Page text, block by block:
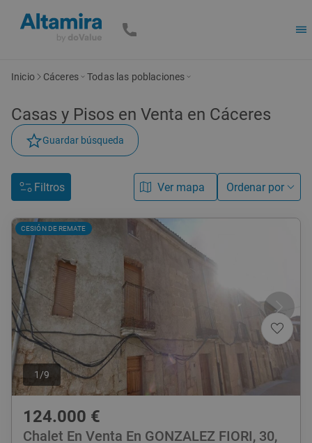
Inicio Cáceres Todas las poblaciones
Casas y Pisos en Venta en Cáceres
Guardar búsqueda
Filtros Ver mapa Ordenar por
1 /9
CESIÓN DE REMATE
124.000 €
Chalet En Venta En GONZALEZ FIORI, 30,